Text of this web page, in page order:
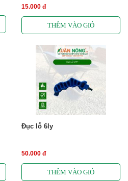
15.000 đ
Đục lỗ 6ly
50.000 đ